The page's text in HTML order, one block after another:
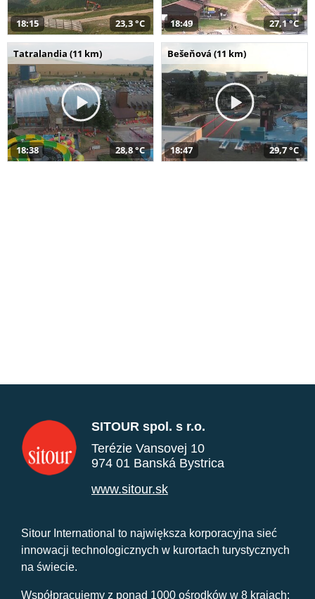
18:15 23,3 °C 18:49 27,1 °C
Tatralandia (11 km)
18:38 28,8 °C
Bešeňová (11 km)
18:47 29,7 °C
SITOUR spol. s r.o.
Terézie Vansovej 10
974 01 Banská Bystrica
www.sitour.sk
Sitour International to największa korporacyjna sieć
innowacji technologicznych w kurortach turystycznych
na świecie.
Współpracujemy z ponad 1000 ośrodków w 8 krajach: